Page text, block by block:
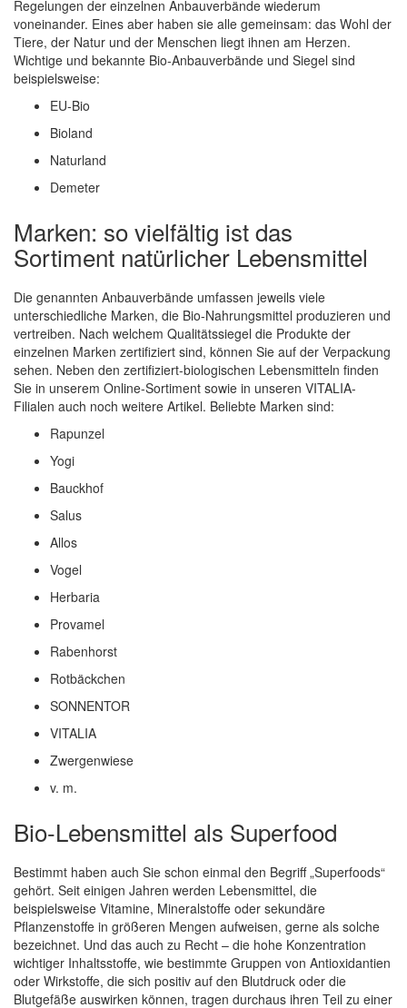
Regelungen der einzelnen Anbauverbände wiederum
voneinander. Eines aber haben sie alle gemeinsam: das Wohl der
Tiere, der Natur und der Menschen liegt ihnen am Herzen.
Wichtige und bekannte Bio-Anbauverbände und Siegel sind
beispielsweise:
EU-Bio
Bioland
Naturland
Demeter
Marken: so vielfältig ist das
Sortiment natürlicher Lebensmittel
Die genannten Anbauverbände umfassen jeweils viele
unterschiedliche Marken, die Bio-Nahrungsmittel produzieren und
vertreiben. Nach welchem Qualitätssiegel die Produkte der
einzelnen Marken zertifiziert sind, können Sie auf der Verpackung
sehen. Neben den zertifiziert-biologischen Lebensmitteln finden
Sie in unserem Online-Sortiment sowie in unseren VITALIA-
Filialen auch noch weitere Artikel. Beliebte Marken sind:
Rapunzel
Yogi
Bauckhof
Salus
Allos
Vogel
Herbaria
Provamel
Rabenhorst
Rotbäckchen
SONNENTOR
VITALIA
Zwergenwiese
v. m.
Bio-Lebensmittel als Superfood
Bestimmt haben auch Sie schon einmal den Begriff „Superfoods“
gehört. Seit einigen Jahren werden Lebensmittel, die
beispielsweise Vitamine, Mineralstoffe oder sekundäre
Pflanzenstoffe in größeren Mengen aufweisen, gerne als solche
bezeichnet. Und das auch zu Recht – die hohe Konzentration
wichtiger Inhaltsstoffe, wie bestimmte Gruppen von Antioxidantien
oder Wirkstoffe, die sich positiv auf den Blutdruck oder die
Blutgefäße auswirken können, tragen durchaus ihren Teil zu einer